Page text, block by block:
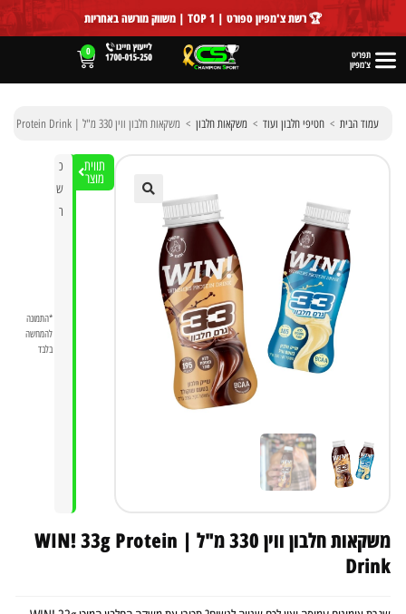
לתוכן 🏆 רשת צ'מפיון ספורט | TOP 1 | משווק מורשה באחריות
תפריט
צ'מפיון
0
עמוד הבית > חטיפי חלבון ועוד > משקאות חלבון > משקאות חלבון ווין 330 מ"ל | WIN! 33g Protein Drink
תווית
מוצר
כ
ש
ר
*התמונה
להמחשה
בלבד
משקאות חלבון ווין 330 מ"ל | WIN! 33g Protein
Drink